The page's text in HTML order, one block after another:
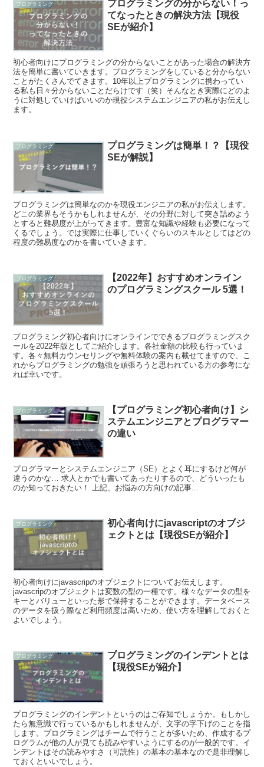
プログラミング
プログラミングの分からない！っ
てなったときの解決方法【現役
SEが紹介】
初心者向けにプログラミングの分からないことがあった場合の解決方
法を簡単に書いていきます。プログラミングをしていると分からない
ことがたくさんでてきます。10年以上プログラミングに携わってい
る私も日々分からないことだらけです（笑）そんなとき実際にどのよ
うに対処していけばいいのか現役システムエンジニアの私がお伝えし
ます。
プログラミング
プログラミングは簡単！？【現役
SEが解説】
プログラミングは簡単なのかを現役エンジニアの私がお伝えします。
どこの業界もそうかもしれませんが、その分野に対して突き詰めよう
とすると難易度が上がってきます。豊富な知識や経験も必要になって
くるでしょう。では実際に仕事していくぐらいのスキルとしてはどの
程度の難易度なのかを書いていきます。
プログラミング
【2022年】おすすめオンライン
のプログラミングスクール 5選！
プログラミング初心者向けにオンラインでできるプログラミングスク
ールを2022年版としてご紹介します。各社金額の比較も行っていま
す。各々無料カウンセリングや無料体験の案内も載せてますので、こ
れからプログラミングの勉強を頑張ろうと思われている方の参考にな
れば幸いです。
プログラミング
【プログラミング初心者向け】シ
ステムエンジニアとプログラマー
の違い
プログラマーとシステムエンジニア（SE）とよく耳にするけど何が
違うのかな… 求人とかでも書いてあったりするので、どういったも
のか知っておきたい！ 上記、お悩みの方向けの記事...
プログラミング
初心者向けにjavascriptのオブジ
ェクトとは【現役SEが紹介】
初心者向けにjavascripのオブジェクトについてお伝えします。
javascripのオブジェクトは変数の型の一種です。様々なデータの型を
キーとバリューといった形で保持することができます。データベース
のデータを扱う際など利用頻度は高いため、使い方を理解しておくと
よいでしょう。
プログラミング
プログラミングのインデントとは
【現役SEが紹介】
プログラミングのインデントというのはご存知でしょうか。もしかし
たら無意識で行っているかもしれませんが、文字の字下げのことを指
します。プログラミングはチームで行うことが多いため、作成するプ
ログラムが他の人が見ても読みやすいようにするのが一般的です。イ
ンデントはその読みやすさ（可読性）の基本の基本なので是非理解し
ておくといいでしょう。